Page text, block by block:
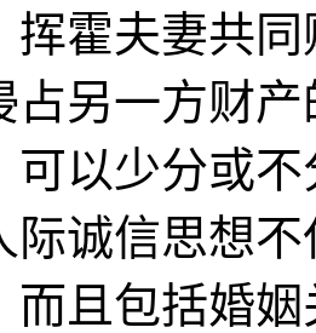
挥霍夫妻共
占另一方财
可以少分或
际诚信思想
而且包括婚